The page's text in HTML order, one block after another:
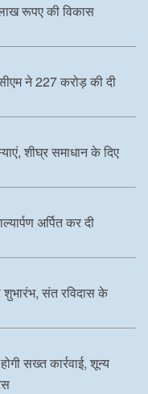
रूपए की विकास
ने 227 करोड़ की दी
शीघ्र समाधान के दिए
अर्पित कर दी
संत रविदास के
सख्त कार्रवाई, शून्य